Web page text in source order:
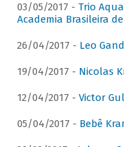
03/05/2017 - Trio
Academia Brasileira
26/04/2017 - Leo
19/04/2017 - Nicolas
12/04/2017 - Victor
05/04/2017 - Bebê